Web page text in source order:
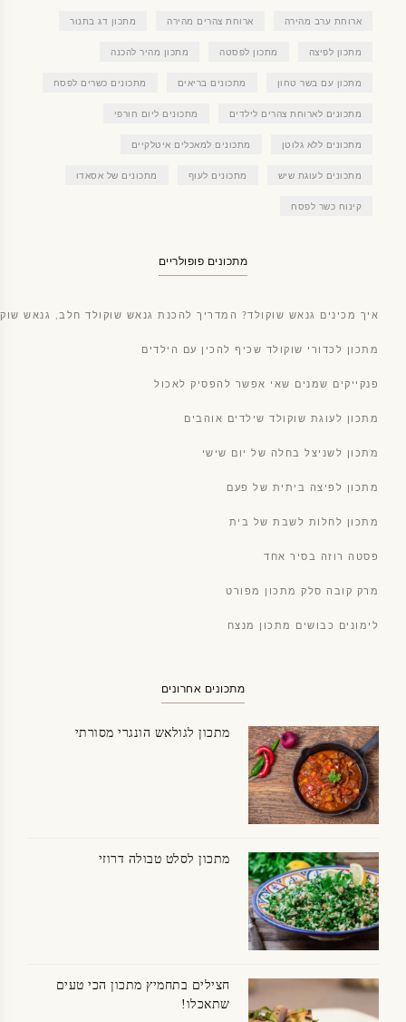
ארוחת ערב מהירה ארוחת צהרים מהירה מתכון דג בתנור
מתכון לפיצה מתכון לפסטה מתכון מהיר להכנה
מתכון עם בשר טחון מתכונים בריאים מתכונים כשרים לפסח
מתכונים לארוחת צהרים לילדים מתכונים ליום חורפי
מתכונים ללא גלוטן מתכונים למאכלים איטלקיים
מתכונים לעוגת שיש מתכונים לעוף מתכונים של אסאדו
קינוח כשר לפסח
מתכונים פופולריים
איך מכינים גנאש שוקולד? המדריך להכנת גנאש שוקולד חלב, גנאש
מתכון לכדורי שוקולד שכיף להכין עם הילדים
פנקייקים שמנים שאי אפשר להפסיק לאכול
מתכון לעוגת שוקולד שילדים אוהבים
מתכון לשניצל בחלה של יום שישי
מתכון לפיצה ביתית של פעם
מתכון לחלות לשבת של בית
פסטה רוזה בסיר אחד
מרק קובה סלק מתכון מפורט
לימונים כבושים מתכון מנצח
מתכונים אחרונים
מתכון לגולאש הונגרי מסורתי
מתכון לסלט טבולה דרוזי
חצילים בתחמיץ מתכון הכי טעים
שתאכלו!